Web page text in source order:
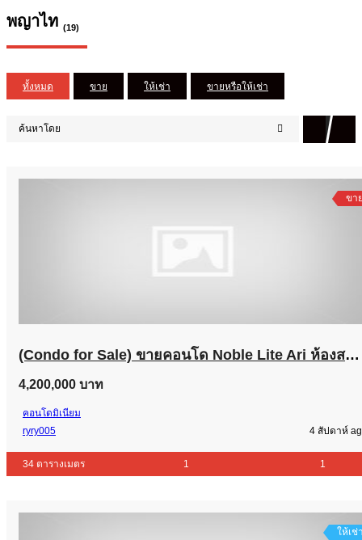
พญาไท (19)
ทั้งหมด ขาย ให้เช่า ขายหรือให้เช่า
ค้นหาโดย
ขา
(Condo for Sale) ขายคอนโด Noble Lite Ari ห้องสตูดิโอ ชั้น 10 ใกล้ BTS อารีย์ โทร 0816268092 เจ้าของขายเอง
4,200,000 บาท
คอนโดมิเนียม
ryry005
4 สัปดาห์
34 ตารางเมตร 1 1
ให้เช่